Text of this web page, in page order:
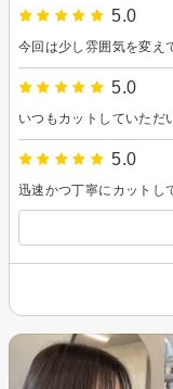
5.0
5.0
5.0